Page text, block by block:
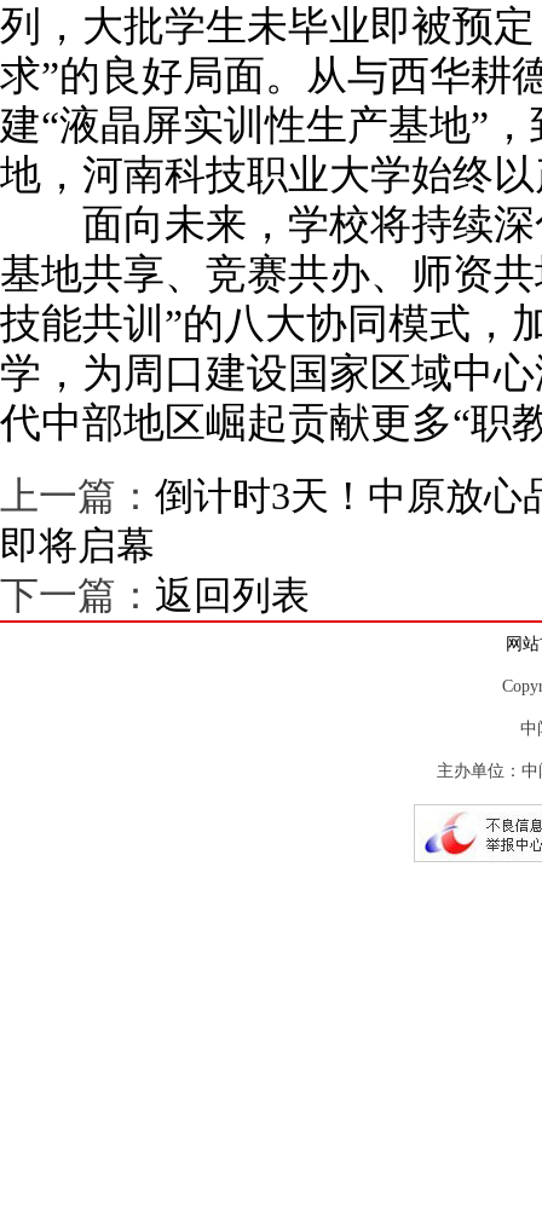
列，大批学生未毕业即被预
求”的良好局面。从与西华耕
建“液晶屏实训性生产基地”
地，河南科技职业大学始终
面向未来，学校将持续深
基地共享、竞赛共办、师资
技能共训”的八大协同模式，
学，为周口建设国家区域中
代中部地区崛起贡献更多“职
上一篇： 倒计时3天！中原放心
即将启幕
下一篇： 返回列表
网
中
主办单位：